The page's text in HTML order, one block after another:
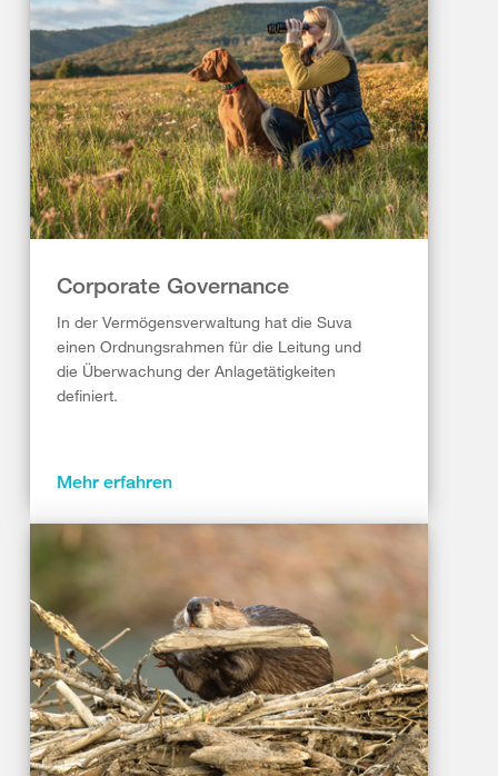
Corporate Governance
In der Vermögensverwaltung hat die Suva
einen Ordnungsrahmen für die Leitung und
die Überwachung der Anlagetätigkeiten
definiert.
Mehr erfahren